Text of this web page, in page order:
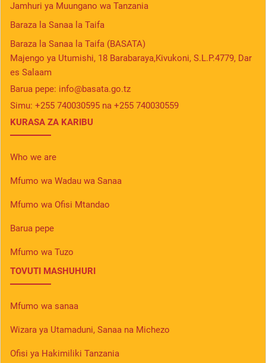
Jamhuri ya Muungano wa Tanzania
Baraza la Sanaa la Taifa
Baraza la Sanaa la Taifa (BASATA)
Majengo ya Utumishi, 18 Barabaraya,Kivukoni, S.L.P.4779, Dar
es Salaam
Barua pepe: info@basata.go.tz
Simu: +255 740030595 na +255 740030559
KURASA ZA KARIBU
Who we are
Mfumo wa Wadau wa Sanaa
Mfumo wa Ofisi Mtandao
Barua pepe
Mfumo wa Tuzo
TOVUTI MASHUHURI
Mfumo wa sanaa
Wizara ya Utamaduni, Sanaa na Michezo
Ofisi ya Hakimiliki Tanzania